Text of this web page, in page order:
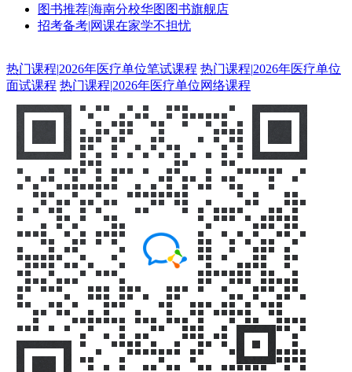
图书推荐|海南分校华图图书旗舰店
招考备考|网课在家学不担忧
热门课程|2026年医疗单位笔试课程 热门课程|2026年医疗单位
面试课程 热门课程|2026年医疗单位网络课程